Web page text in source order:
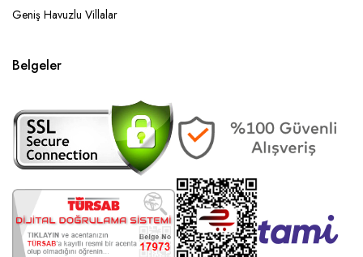
Geniş Havuzlu Villalar
Belgeler